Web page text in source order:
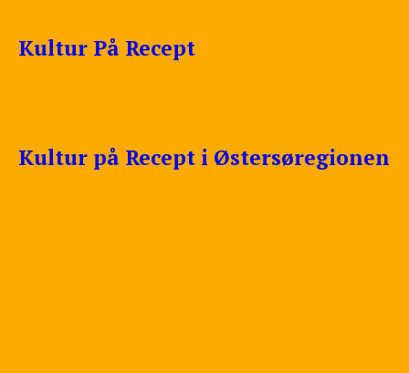
Kultur På Recept
Kultur på Recept i Østersøregionen